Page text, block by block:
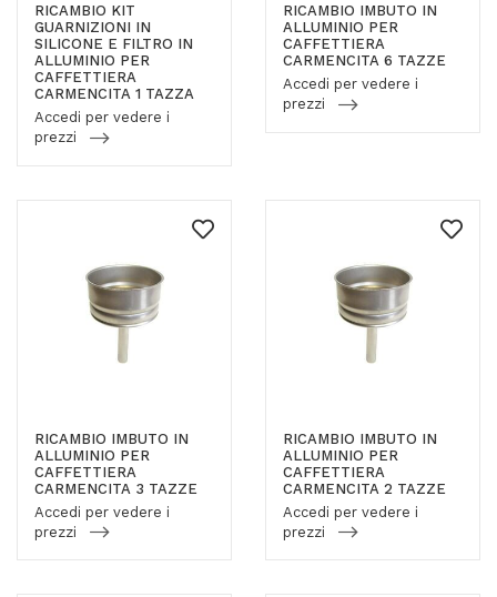
RICAMBIO KIT
GUARNIZIONI IN
SILICONE E FILTRO IN
ALLUMINIO PER
CAFFETTIERA
CARMENCITA 1 TAZZA
Accedi per vedere i
prezzi
RICAMBIO IMBUTO IN
ALLUMINIO PER
CAFFETTIERA
CARMENCITA 6 TAZZE
Accedi per vedere i
prezzi
RICAMBIO IMBUTO IN
ALLUMINIO PER
CAFFETTIERA
CARMENCITA 3 TAZZE
Accedi per vedere i
prezzi
RICAMBIO IMBUTO IN
ALLUMINIO PER
CAFFETTIERA
CARMENCITA 2 TAZZE
Accedi per vedere i
prezzi